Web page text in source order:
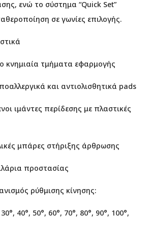
ενώ το σύστημα “Quick Set”
σε γωνίες επιλογής.
κνημιαία τμήματα εφαρμογής
και αντιολισθητικά pads
ιμάντες περίδεσης με πλαστικές
μπάρες στήριξης άρθρωσης
προστασίας
ρύθμισης κίνησης:
40°, 50°, 60°, 70°, 80°, 90°, 100°,